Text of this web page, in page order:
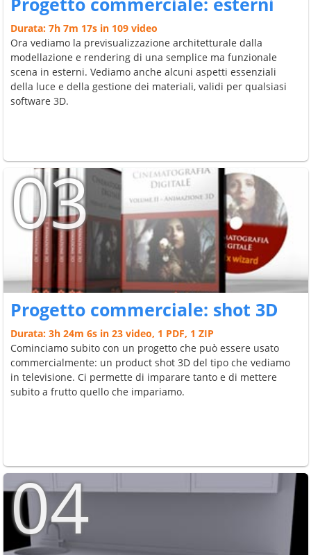
Durata: 7h 7m 17s in 109 video
Ora vediamo la previsualizzazione architetturale dalla
modellazione e rendering di una semplice ma funzionale
scena in esterni. Vediamo anche alcuni aspetti essenziali
della luce e della gestione dei materiali, validi per qualsiasi
software 3D.
03
Progetto commerciale: shot 3D
Durata: 3h 24m 6s in 23 video, 1 PDF, 1 ZIP
Cominciamo subito con un progetto che può essere usato
commercialmente: un product shot 3D del tipo che vediamo
in televisione. Ci permette di imparare tanto e di mettere
subito a frutto quello che impariamo.
04